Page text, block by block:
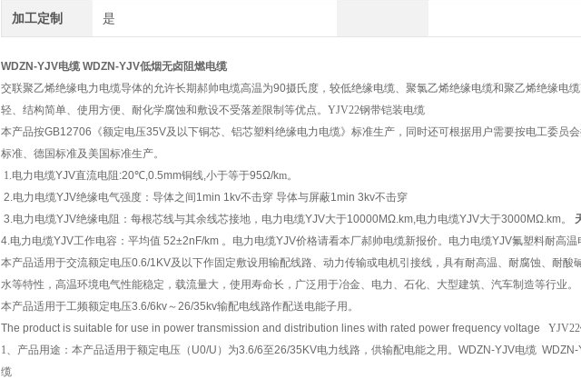
加工定制 是
WDZN-YJV电缆 WDZN-YJV低烟无卤阻燃电缆
交联聚乙烯绝缘电力电缆导体的允许长期郝帅电缆高温为90摄氏度，较低绝缘电缆、聚氯乙烯绝缘电缆和聚乙烯绝缘电
轻、结构简单、使用方便、耐化学腐蚀和敷设不受落差限制等优点。 YJV22钢带铠装电缆
本产品按GB12706《额定电压35V及以下铜芯、铝芯塑料绝缘电力电缆》标准生产，同时还可根据用户需要按电工委员
标准、德国标准及美国标准生产。
1.电力电缆YJV直流电阻:20℃,0.5mm铜线,小于等于95Ω/km。
2.电力电缆YJV绝缘电气强度：导体之间1min 1kv不击穿 导体与屏蔽1min 3kv不击穿
3.电力电缆YJV绝缘电阻：每根芯线与其余线芯接地，电力电缆YJV大于10000MΩ.km,电力电缆YJV大于3000MΩ.km。
4.电力电缆YJV工作电容：平均值 52±2nF/km 。电力电缆YJV价格请看本厂郝帅电缆新报价。电力电缆YJV氟塑料耐高温
本产品适用于交流额定电压0.6/1KV及以下作固定敷设用输配线路、动力传输或电机引接线，具有耐高温、耐腐蚀、耐酸
水等特性，高温环境电气性能稳定，载流量大，使用寿命长，广泛用于冶金、电力、石化、大型建筑、汽车制造等行业。
本产品适用于工频额定电压3.6/6kv～26/35kv输配电线路作配送电能子用。
The product is suitable for use in power transmission and distribution lines with rated power frequency voltage
1、 产品用途：本产品适用于额定电压（U0/U）为3.6/6至26/35KV电力线路，供输配电能之用。 WDZN-YJV电缆
缆